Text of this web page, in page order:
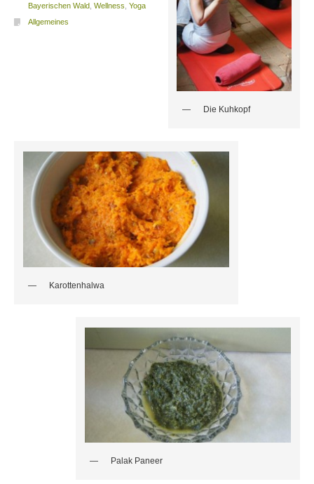
Die Kuhkopf
Karottenhalwa
Palak Paneer
Bayerischen Wald, Wellness Yoga
Allgemeines